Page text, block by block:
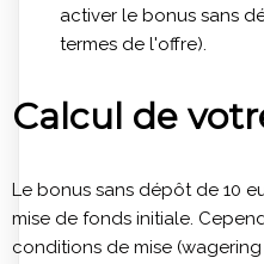
activer le bonus sans
termes de l'offre).
Calcul de
Le bonus sans dépôt de 10
mise de fonds initiale.
conditions de mise